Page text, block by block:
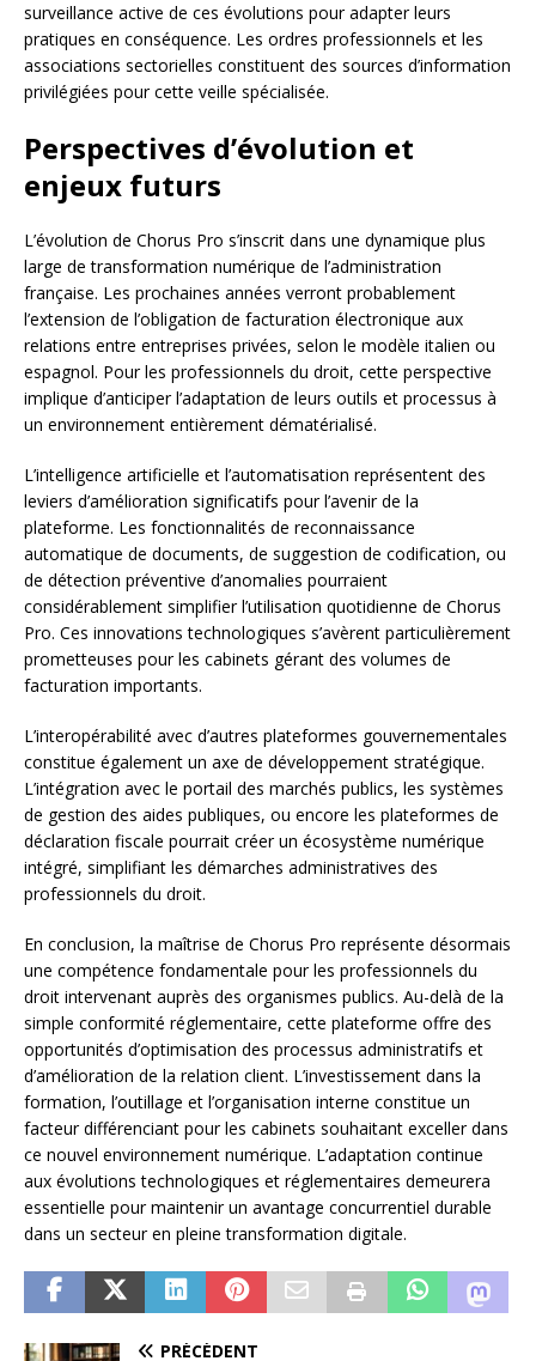
surveillance active de ces évolutions pour adapter leurs
pratiques en conséquence. Les ordres professionnels et les
associations sectorielles constituent des sources d’information
privilégiées pour cette veille spécialisée.
Perspectives d’évolution et
enjeux futurs
L’évolution de Chorus Pro s’inscrit dans une dynamique plus
large de transformation numérique de l’administration
française. Les prochaines années verront probablement
l’extension de l’obligation de facturation électronique aux
relations entre entreprises privées, selon le modèle italien ou
espagnol. Pour les professionnels du droit, cette perspective
implique d’anticiper l’adaptation de leurs outils et processus à
un environnement entièrement dématérialisé.
L’intelligence artificielle et l’automatisation représentent des
leviers d’amélioration significatifs pour l’avenir de la
plateforme. Les fonctionnalités de reconnaissance
automatique de documents, de suggestion de codification, ou
de détection préventive d’anomalies pourraient
considérablement simplifier l’utilisation quotidienne de Chorus
Pro. Ces innovations technologiques s’avèrent particulièrement
prometteuses pour les cabinets gérant des volumes de
facturation importants.
L’interopérabilité avec d’autres plateformes gouvernementales
constitue également un axe de développement stratégique.
L’intégration avec le portail des marchés publics, les systèmes
de gestion des aides publiques, ou encore les plateformes de
déclaration fiscale pourrait créer un écosystème numérique
intégré, simplifiant les démarches administratives des
professionnels du droit.
En conclusion, la maîtrise de Chorus Pro représente désormais
une compétence fondamentale pour les professionnels du
droit intervenant auprès des organismes publics. Au-delà de la
simple conformité réglementaire, cette plateforme offre des
opportunités d’optimisation des processus administratifs et
d’amélioration de la relation client. L’investissement dans la
formation, l’outillage et l’organisation interne constitue un
facteur différenciant pour les cabinets souhaitant exceller dans
ce nouvel environnement numérique. L’adaptation continue
aux évolutions technologiques et réglementaires demeurera
essentielle pour maintenir un avantage concurrentiel durable
dans un secteur en pleine transformation digitale.
PRÉCÉDENT